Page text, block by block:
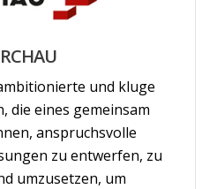
und kluge
die eines gemeinsam
anspruchsvolle
zu entwerfen, zu
umzusetzen, um